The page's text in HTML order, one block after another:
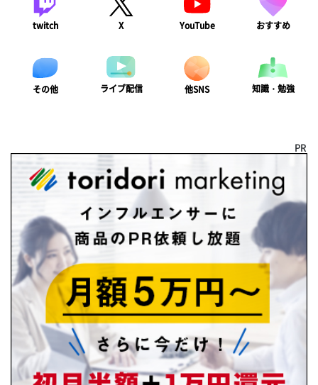
twitch X YouTube おすすめ
その他 ライブ配信 他SNS 知識・勉強
PR